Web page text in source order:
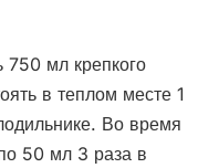
750 мл крепкого
в теплом месте 1
Во время
50 мл 3 раза в